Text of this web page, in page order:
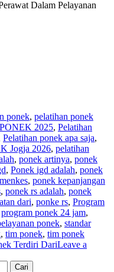
Dalam Pelayanan
ponek, pelatihan ponek
2025, Pelatihan
Pelatihan ponek apa saja,
Jogja 2026, pelatihan
, ponek artinya, ponek
, Ponek igd adalah, ponek
, ponek kepanjangan
, ponek rs adalah, ponek
dari, ponke rs, Program
program ponek 24 jam,
ponek, standar
, tim ponek, tim ponek
Terdiri DariLeave a